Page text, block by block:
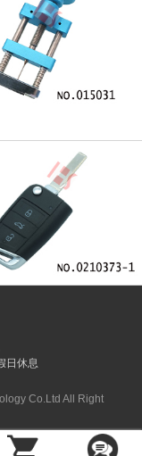
日休息
Co.Ltd All Right